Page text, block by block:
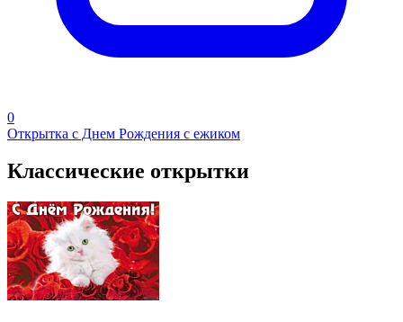
0
Открытка с Днем Рождения c ежиком
Классические открытки